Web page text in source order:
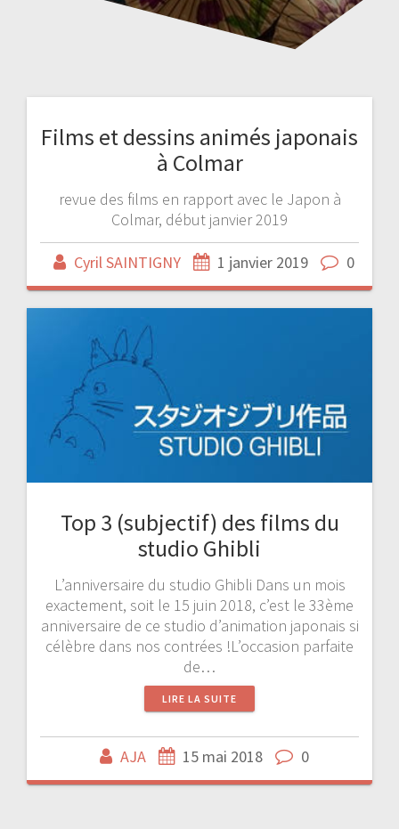
Films et dessins animés japonais
à Colmar
revue des films en rapport avec le Japon à
Colmar, début janvier 2019
Cyril SAINTIGNY 1 janvier 2019 0
Top 3 (subjectif) des films du
studio Ghibli
L’anniversaire du studio Ghibli Dans un mois
exactement, soit le 15 juin 2018, c’est le 33ème
anniversaire de ce studio d’animation japonais si
célèbre dans nos contrées !L’occasion parfaite
de…
LIRE LA SUITE
AJA 15 mai 2018 0